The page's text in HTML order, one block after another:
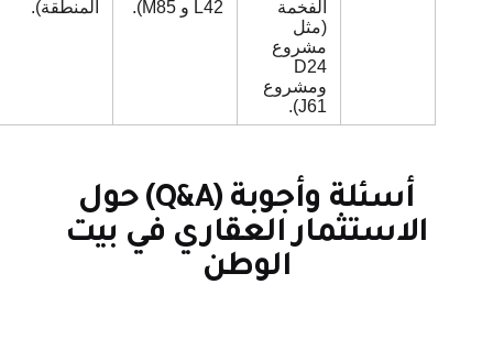
الفخمة
مشروع
ومشروع
المنطقة).
أسئلة وأجوبة (Q&A) حول
الاستثمار العقاري في بيت
الوطن